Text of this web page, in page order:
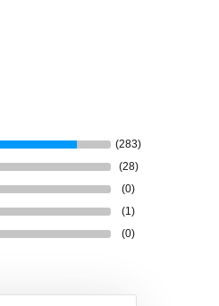
(283)
(28)
(0)
(1)
(0)